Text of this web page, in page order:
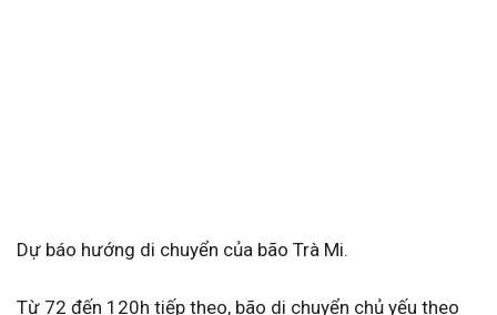
Dự báo hướng di chuyển của bão Trà Mi.
Từ 72 đến 120h tiếp theo, bão di chuyển chủ yếu theo